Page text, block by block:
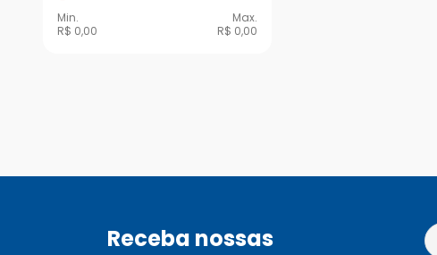
Min.
R$ 0,00
Max.
R$ 0,00
Receba nossas